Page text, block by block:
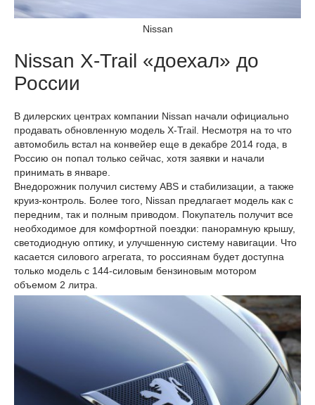
Nissan
Nissan X-Trail «доехал» до
России
В дилерских центрах компании Nissan начали официально
продавать обновленную модель X-Trail. Несмотря на то что
автомобиль встал на конвейер еще в декабре 2014 года, в
Россию он попал только сейчас, хотя заявки и начали
принимать в январе.
Внедорожник получил систему ABS и стабилизации, а также
круиз-контроль. Более того, Nissan предлагает модель как с
передним, так и полным приводом. Покупатель получит все
необходимое для комфортной поездки: панорамную крышу,
светодиодную оптику, и улучшенную систему навигации. Что
касается силового агрегата, то россиянам будет доступна
только модель с 144-силовым бензиновым мотором
объемом 2 литра.